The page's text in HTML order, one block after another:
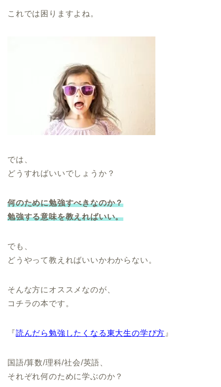
これでは困りますよね。
では、
どうすればいいでしょうか？
何のために勉強すべきなのか？
勉強する意味を教えればいい。
でも、
どうやって教えればいいかわからない。
そんな方にオススメなのが、
コチラの本です。
『読んだら勉強したくなる東大生の学び方 』
国語/算数/理科/社会/英語、
それぞれ何のために学ぶのか？